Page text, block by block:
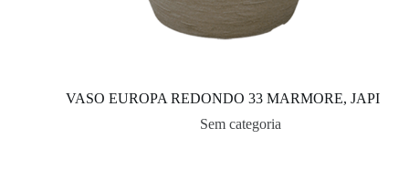
VASO EUROPA REDONDO 33 MARMORE, JAPI
Sem categoria